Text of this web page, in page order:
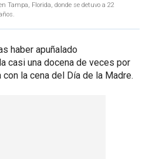
Tampa, Florida, donde se detuvo a 22
haber apuñalado
casi una docena de veces por
la cena del Día de la Madre.